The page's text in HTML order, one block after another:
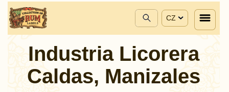
CZ
Industria Licorera
Caldas, Manizales